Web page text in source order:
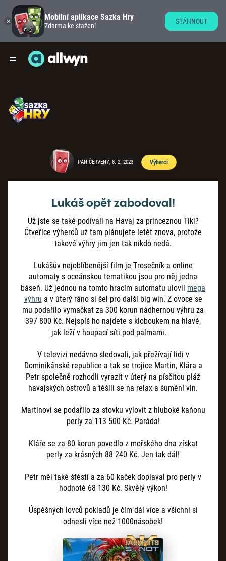
PAN ČERVENÝ, 8. 2. 2023 Výherci
Lukáš opět zabodoval!
Už jste se také podívali na Havaj za princeznou Tiki?
Čtveřice výherců už tam plánujete letět znova, protože
takové výhry jim jen tak nikdo nedá.
Lukášův nejoblíbenější film je Trosečník a online
automaty s oceánskou tematikou jsou pro něj jedna
báseň. Už jednou na tomto hracím automatu ulovil mega
výhru a v úterý ráno si šel pro další big win. Z ovoce se
mu podařilo vymačkat za 300 korun nádhernou výhru za
397 800 Kč. Nejspíš ho najdete s kloboukem na hlavě,
jak leží v houpací síti pod palmami.
V televizi nedávno sledovali, jak přežívají lidi v
Dominikánské republice a tak se trojice Martin, Klára a
Petr společně rozhodli vyrazit v úterý na písčitou pláž
havajských ostrovů a těšili se na relax a šumění vln.
Martinovi se podařilo za stovku vylovit z hluboké kaňonu
perly za 113 500 Kč. Paráda!
Kláře se za 80 korun povedlo z mořského dna získat
perly za krásných 88 240 Kč. Jen tak dál!
Petr měl také štěstí a za 60 kaček doplaval pro perly v
hodnotě 68 130 Kč. Skvělý výkon!
Úspěšných lovců pokladů je čím dál více a všichni si
odnesli více než 1000násobek!
Mobilní aplikace Sazka Hry
Zdarma ke stažení
STÁHNOUT